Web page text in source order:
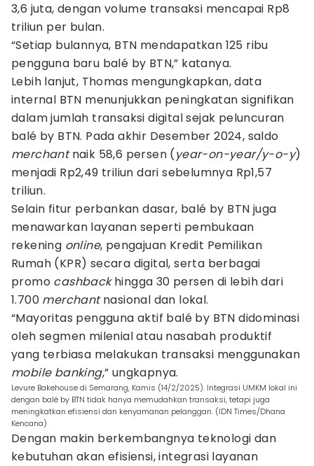
3,6 juta, dengan volume transaksi mencapai Rp8
triliun per bulan.
“Setiap bulannya, BTN mendapatkan 125 ribu
pengguna baru balé by BTN,” katanya.
Lebih lanjut, Thomas mengungkapkan, data
internal BTN menunjukkan peningkatan signifikan
dalam jumlah transaksi digital sejak peluncuran
balé by BTN. Pada akhir Desember 2024, saldo
merchantnaik 58,6 persen (year-on-year/y-o-y)
menjadi Rp2,49 triliun dari sebelumnya Rp1,57
triliun.
Selain fitur perbankan dasar, balé by BTN juga
menawarkan layanan seperti pembukaan
rekening online, pengajuan Kredit Pemilikan
Rumah (KPR) secara digital, serta berbagai
promo cashbackhingga 30 persen di lebih dari
1.700 merchantnasional dan lokal.
“Mayoritas pengguna aktif balé by BTN didominasi
oleh segmen milenial atau nasabah produktif
yang terbiasa melakukan transaksi menggunakan
mobile banking,” ungkapnya.
Levure Bakehouse di Semarang, Kamis (14/2/2025). Integrasi UMKM lokal ini
dengan balé by BTN tidak hanya memudahkan transaksi, tetapi juga
meningkatkan efisiensi dan kenyamanan pelanggan. (IDN Times/Dhana
Kencana)
Dengan makin berkembangnya teknologi dan
kebutuhan akan efisiensi, integrasi layanan